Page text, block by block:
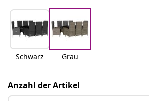
Schwarz Grau
Anzahl der Artikel